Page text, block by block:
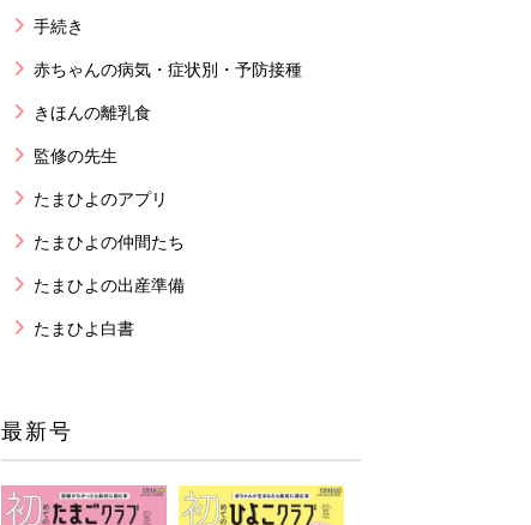
手続き
赤ちゃんの病気・症状別・予防接種
きほんの離乳食
監修の先生
たまひよのアプリ
たまひよの仲間たち
たまひよの出産準備
たまひよ白書
最新号